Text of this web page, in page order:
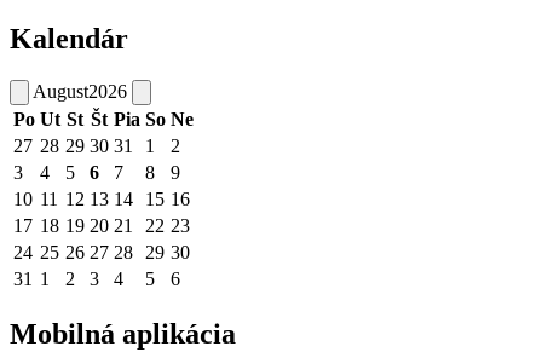
Kalendár
August2026
Po Ut St Št Pia So Ne
27 28 29 30 31 1
2
3
4 5 6 7 8
9
10 11 12 13 14 15 16
17 18 19 20 21 22 23
24 25 26 27 28 29 30
31 1 2 3 4 5 6
Mobilná aplikácia